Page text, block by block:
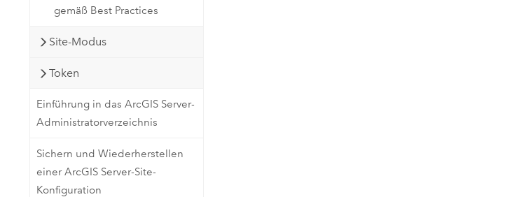
gemäß Best Practices
Site-Modus
Token
Einführung in das ArcGIS Server-
Administratorverzeichnis
Sichern und Wiederherstellen
einer ArcGIS Server-Site-
Konfiguration